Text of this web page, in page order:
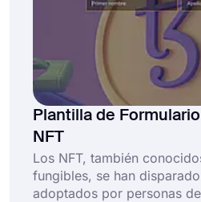
Plantilla de
NFT
Los NFT, también
fungibles, se han
adoptados por personas